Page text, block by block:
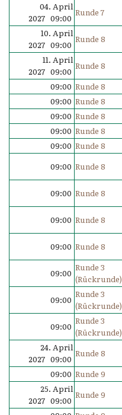
04. April
2027 09:00
Runde 7
10. April
2027 09:00
Runde 8
11. April
2027 09:00
Runde 8
09:00 Runde 8
09:00 Runde 8
09:00 Runde 8
09:00 Runde 8
09:00 Runde 8
09:00 Runde 8
09:00 Runde 8
09:00 Runde 8
09:00 Runde 8
09:00
Runde 3
(Rückrunde)
09:00
Runde 3
(Rückrunde)
09:00
Runde 3
(Rückrunde)
24. April
2027 09:00
Runde 8
09:00 Runde 9
25. April
2027 09:00
Runde 9